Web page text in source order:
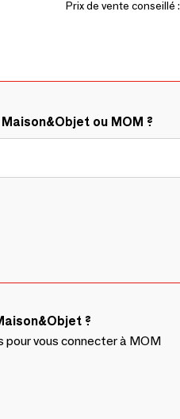
Prix de vente conseillé :
ou MOM ?
?
vous connecter à MOM